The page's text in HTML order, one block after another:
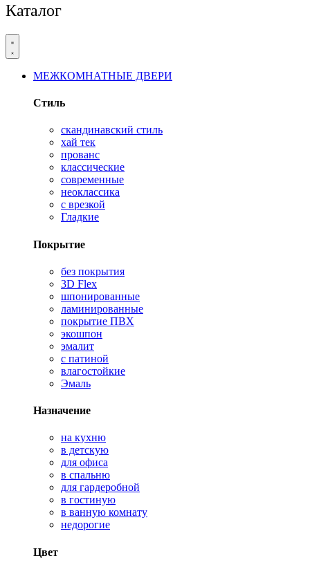
Каталог
МЕЖКОМНАТНЫЕ ДВЕРИ
Стиль
скандинавский стиль
хай тек
прованс
классические
современные
неоклассика
с врезкой
Гладкие
Покрытие
без покрытия
3D Flex
шпонированные
ламинированные
покрытие ПВХ
экошпон
эмалит
с патиной
влагостойкие
Эмаль
Назначение
на кухню
в детскую
для офиса
в спальню
для гардеробной
в гостиную
в ванную комнату
недорогие
Цвет